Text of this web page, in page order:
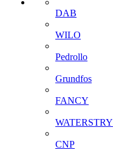
DAB
WILO
Pedrollo
Grundfos
FANCY
WATERSTRY
CNP